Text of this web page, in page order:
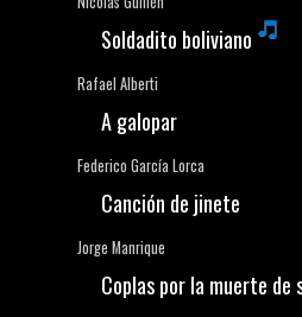
Soldadito boliviano
Rafael Alberti
A galopar
Federico García Lorca
Canción de jinete
Jorge Manrique
Coplas por la muerte de